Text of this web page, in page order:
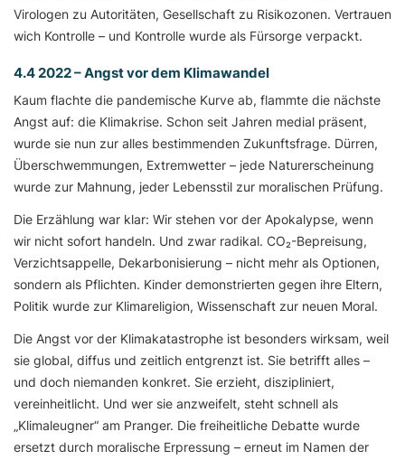
Virologen zu Autoritäten, Gesellschaft zu Risikozonen. Vertrauen
wich Kontrolle – und Kontrolle wurde als Fürsorge verpackt.
4.4 2022 – Angst vor dem Klimawandel
Kaum flachte die pandemische Kurve ab, flammte die nächste
Angst auf: die Klimakrise. Schon seit Jahren medial präsent,
wurde sie nun zur alles bestimmenden Zukunftsfrage. Dürren,
Überschwemmungen, Extremwetter – jede Naturerscheinung
wurde zur Mahnung, jeder Lebensstil zur moralischen Prüfung.
Die Erzählung war klar: Wir stehen vor der Apokalypse, wenn
wir nicht sofort handeln. Und zwar radikal. CO₂-Bepreisung,
Verzichtsappelle, Dekarbonisierung – nicht mehr als Optionen,
sondern als Pflichten. Kinder demonstrierten gegen ihre Eltern,
Politik wurde zur Klimareligion, Wissenschaft zur neuen Moral.
Die Angst vor der Klimakatastrophe ist besonders wirksam, weil
sie global, diffus und zeitlich entgrenzt ist. Sie betrifft alles –
und doch niemanden konkret. Sie erzieht, diszipliniert,
vereinheitlicht. Und wer sie anzweifelt, steht schnell als
„Klimaleugner“ am Pranger. Die freiheitliche Debatte wurde
ersetzt durch moralische Erpressung – erneut im Namen der